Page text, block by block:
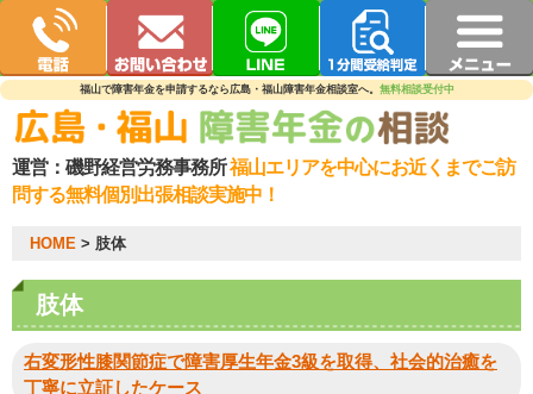
福山で障害年金を申請するなら広島・福山障害年金相談室へ。 無料相談受付中
運営： 磯野経営労務事務所福山エリアを中心にお近くまでご訪
問する無料個別出張相談実施中！
HOME > 肢体
肢体
右変形性膝関節症で障害厚生年金3級を取得、社会的治癒を
丁寧に立証したケース